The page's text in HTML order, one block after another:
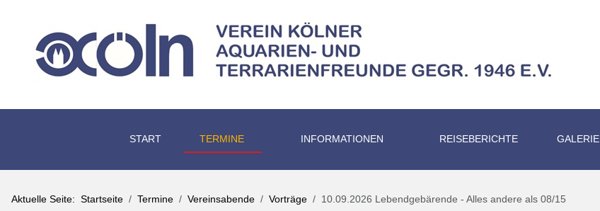
START TERMINE INFORMATIONEN REISEBERICHTE GALERIE
Aktuelle Seite: Startseite Termine Vereinsabende Vorträge 10.09.2026 Lebendgebärende - Alles andere als 08/15